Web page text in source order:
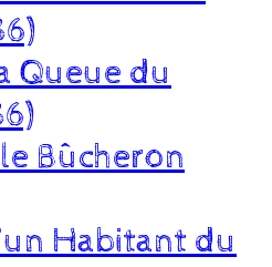
Queue du
Bûcheron
Habitant du